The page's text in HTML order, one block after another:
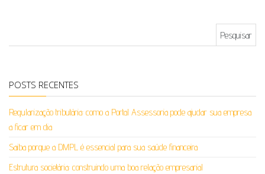
POSTS RECENTES
Regularização tributária: como a Portal Assessoria pode ajudar sua empresa
a ficar em dia
Saiba porque a DMPL é essencial para sua saúde financeira
Estrutura societária: construindo uma boa relação empresarial